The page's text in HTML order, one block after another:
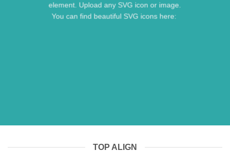
element. Upload any SVG icon or image.
You can find beautiful SVG icons here:
TOP ALIGN